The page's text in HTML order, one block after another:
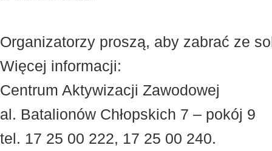
Organizatorzy proszą, aby zabrać ze
Więcej informacji:
Centrum Aktywizacji Zawodowej
al. Batalionów Chłopskich 7 – pokój 9
tel. 17 25 00 222, 17 25 00 240.